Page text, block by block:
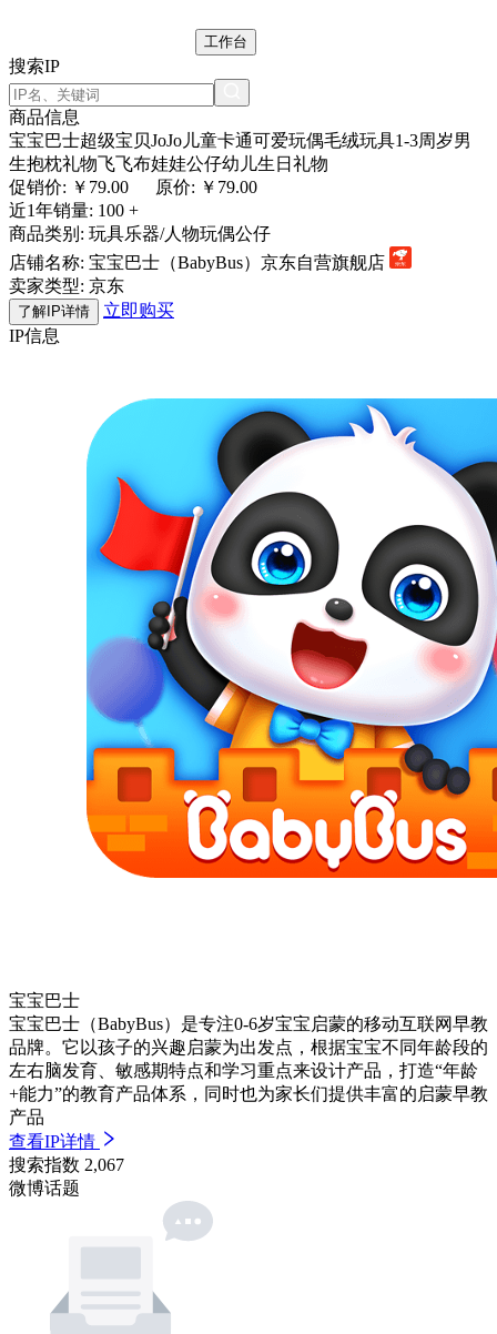
工作台
搜索IP
商品信息
宝宝巴士超级宝贝JoJo儿童卡通可爱玩偶毛绒玩具1-3周岁男
生抱枕礼物飞飞布娃娃公仔幼儿生日礼物
促销价: ￥ 79.00
原价: ￥79.00
近1年销量: 100 +
商品类别: 玩具乐器/人物玩偶公仔
店铺名称: 宝宝巴士（BabyBus）京东自营旗舰店
卖家类型: 京东
了解IP详情
立即购买
IP信息
宝宝巴士
宝宝巴士（BabyBus）是专注0-6岁宝宝启蒙的移动互联网早教
品牌。它以孩子的兴趣启蒙为出发点，根据宝宝不同年龄段的
左右脑发育、敏感期特点和学习重点来设计产品，打造“年龄
+能力”的教育产品体系，同时也为家长们提供丰富的启蒙早教
产品
查看IP详情
搜索指数 2,067
微博话题